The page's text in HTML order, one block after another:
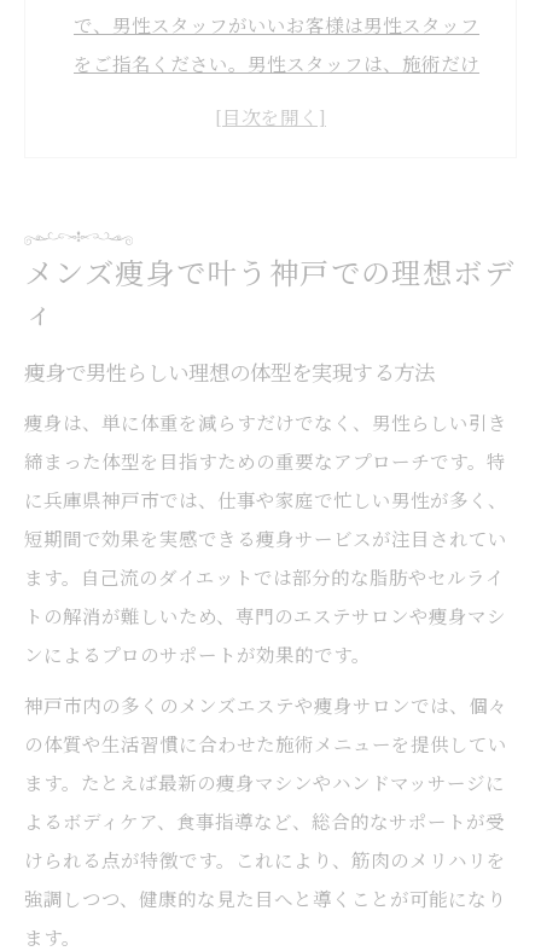
で、男性スタッフがいいお客様は男性スタッフ
をご指名ください。男性スタッフは、施術だけ
法
痩身で変わる見た目と印象を体験しよう
神戸の痩身で得られる清潔感と自信の理由
仕事の合間に実践できる痩身法の選び方
効率重視の痩身施術で時間を有効活用
忙しい男性が続けやすい痩身サポート内容
神戸エリアで受けられる最新の痩身技術
痩身でライフスタイル改善を目指すコツ
セルライト対策も痩身施術で強化
痩身でセルライト対策を強化するポイント
メンズのセルライト悩みに効果的な痩身法
神戸で人気のセルライト痩身メニュー紹介
メンズ痩身で叶う神戸での理想ボデ
ィ
痩身で男性らしい理想の体型を実現する方法
痩身は、単に体重を減らすだけでなく、男性らしい引き
締まった体型を目指すための重要なアプローチです。特
に兵庫県神戸市では、仕事や家庭で忙しい男性が多く、
短期間で効果を実感できる痩身サービスが注目されてい
ます。自己流のダイエットでは部分的な脂肪やセルライ
トの解消が難しいため、専門のエステサロンや痩身マシ
ンによるプロのサポートが効果的です。
神戸市内の多くのメンズエステや痩身サロンでは、個々
の体質や生活習慣に合わせた施術メニューを提供してい
ます。たとえば最新の痩身マシンやハンドマッサージに
よるボディケア、食事指導など、総合的なサポートが受
けられる点が特徴です。これにより、筋肉のメリハリを
強調しつつ、健康的な見た目へと導くことが可能になり
ます。